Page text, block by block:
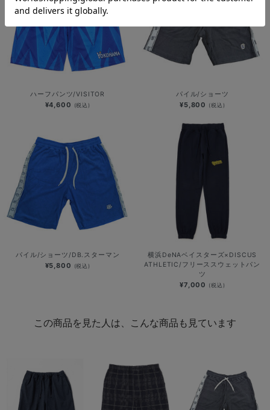
ハーフパンツ/VISITOR
¥4,600 (税込)
パイル/ショーツ
¥5,800 (税込)
パイル/ショーツ/DB.スターマン
¥5,800 (税込)
横浜DeNAベイスターズ×DISCUS
ATHLETIC/フリーススウェットパン
ツ
¥7,000 (税込)
この商品を見た人は、こんな商品も見ています